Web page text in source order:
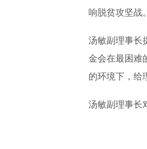
响脱贫攻坚战
汤敏副理事长
金会在最困难
的环境下，给
汤敏副理事长